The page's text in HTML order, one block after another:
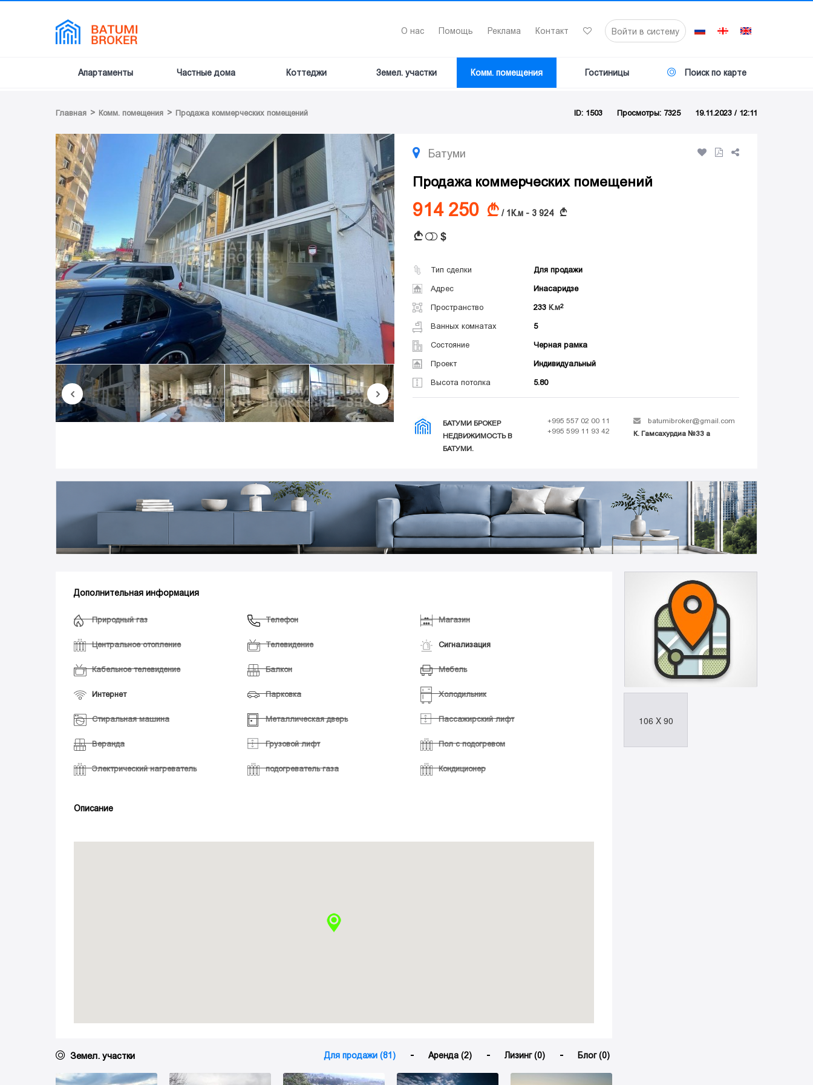
О нас Помощь Реклама Контакт Войти в систему
Апартаменты Частные дома Коттеджи Земел. участки Комм. помещения Гостиницы Поиск по карте
Главная > Комм. помещения > Продажа коммерческих помещений ID: 1503 Просмотры: 7325 19.11.2023 / 12:11
Батуми
Продажа коммерческих помещений
914 250 A / 1К.м - 3 924 A
A $
Тип сделки Для продажи
Адрес Инасаридзе
Пространство 233 К.м
Ванных комнатах 5
Состояние Черная рамка
Проект Индивидуальный
Высота потолка 5.80
БАТУМИ БРОКЕР
НЕДВИЖИМОСТЬ В
БАТУМИ.
+995 557 02 00 11
+995 599 11 93 42
batumibroker@gmail.com
К. Гамсахурдиа №33 а
Дополнительная информация
Природный газ Телефон Магазин
Центральное отопление Телевидение Сигнализация
Кабельное телевидение Балкон Мебель
Интернет Парковка Холодильник
Стиральная машина Металлическая дверь Пассажирский лифт
Веранда Грузовой лифт Пол с подогревом
Электрический нагреватель подогреватель газа Кондиционер
Описание
Земел. участки Для продажи (81) Аренда (2) Лизинг (0) Блог (0)
106 X 90